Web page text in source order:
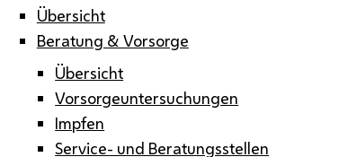
Übersicht
Beratung & Vorsorge
Übersicht
Vorsorgeuntersuchungen
Impfen
Service- und Beratungsstellen